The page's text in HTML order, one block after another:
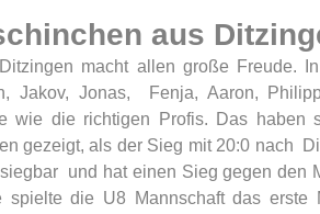
aus
macht allen große Freude.
Jakov, Jonas,  Fenja, Aaron,
wie die richtigen Profis. Das haben
gezeigt, als der Sieg mit 20:0 nach
und hat einen Sieg gegen den
spielte die U8 Mannschaft das